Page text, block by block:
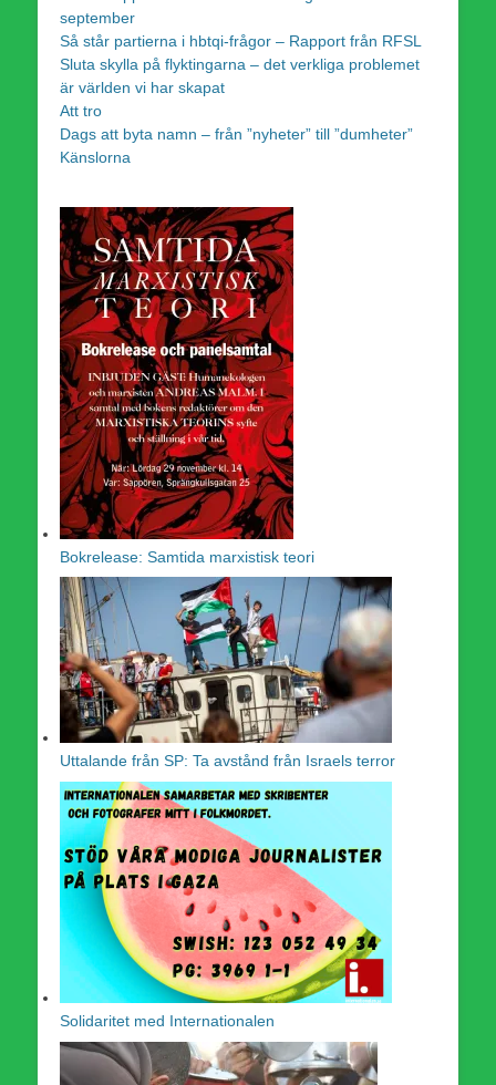
september
Så står partierna i hbtqi-frågor – Rapport från RFSL
Sluta skylla på flyktingarna – det verkliga problemet
är världen vi har skapat
Att tro
Dags att byta namn – från ”nyheter” till ”dumheter”
Känslorna
Bokrelease: Samtida marxistisk teori
Uttalande från SP: Ta avstånd från Israels terror
Solidaritet med Internationalen